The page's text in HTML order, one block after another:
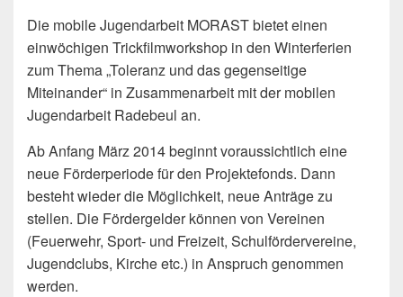
Die mobile Jugendarbeit MORAST bietet einen
einwöchigen Trickfilmworkshop in den Winterferien
zum Thema „Toleranz und das gegenseitige
Miteinander“ in Zusammenarbeit mit der mobilen
Jugendarbeit Radebeul an.
Ab Anfang März 2014 beginnt voraussichtlich eine
neue Förderperiode für den Projektefonds. Dann
besteht wieder die Möglichkeit, neue Anträge zu
stellen. Die Fördergelder können von Vereinen
(Feuerwehr, Sport- und Freizeit, Schulfördervereine,
Jugendclubs, Kirche etc.) in Anspruch genommen
werden.